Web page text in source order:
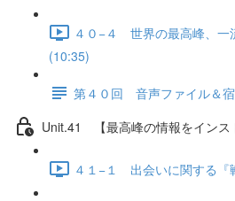
４０−４ 世界の最高峰、一
(10:35)
第４０回 音声ファイル＆
Unit.41 【最高峰の情報をインス
４１−１ 出会いに関する『